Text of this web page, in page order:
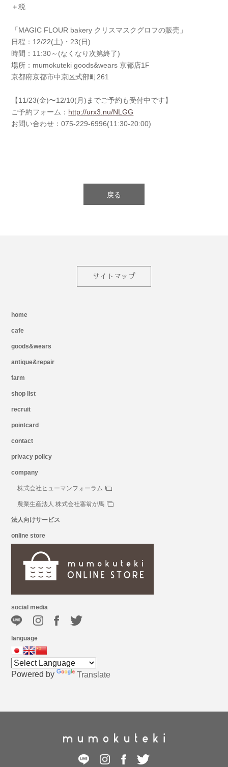
＋税
「MAGIC FLOUR bakery クリスマスクグロフの販売」
日程：12/22(土)・23(日)
時間：11:30～(なくなり次第終了)
場所：mumokuteki goods&wears 京都店1F
京都府京都市中京区式部町261
【11/23(金)〜12/10(月)までご予約も受付中です】
ご予約フォーム： http://urx3.nu/NLGG
お問い合わせ：075-229-6996(11:30-20:00)
戻る
サイトマップ
home
cafe
goods&wears
antique&repair
farm
shop list
recruit
pointcard
contact
privacy policy
company
株式会社ヒューマンフォーラム
農業生産法人 株式会社塞翁が馬
法人向けサービス
online store
social media
language
Powered by Translate